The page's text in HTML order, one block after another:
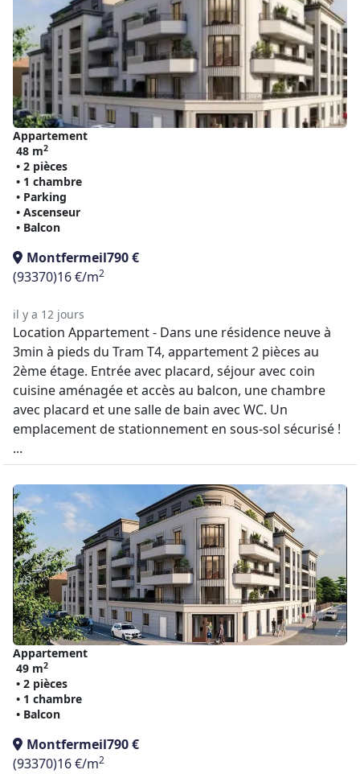
Appartement
48 m2
• 2 pièces
• 1 chambre
• Parking
• Ascenseur
• Balcon
Montfermeil790 €
(93370)16 €/m2
il y a 12 jours
Location Appartement - Dans une résidence neuve à
3min à pieds du Tram T4, appartement 2 pièces au
2ème étage. Entrée avec placard, séjour avec coin
cuisine aménagée et accès au balcon, une chambre
avec placard et une salle de bain avec WC. Un
emplacement de stationnement en sous-sol sécurisé !
...
Appartement
49 m2
• 2 pièces
• 1 chambre
• Balcon
Montfermeil790 €
(93370)16 €/m2